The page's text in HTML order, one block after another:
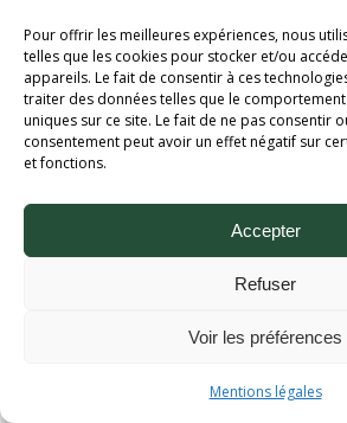
Pour offrir les meilleures expériences, nous
telles que les cookies pour stocker et/ou
appareils. Le fait de consentir à ces
traiter des données telles que le
uniques sur ce site. Le fait de ne pas consentir
consentement peut avoir un effet négatif sur
et fonctions.
Accepter
Refuser
Voir les préférences
Mentions légales
Aix Bière Festival (c) 2026 -
Mentions légales.